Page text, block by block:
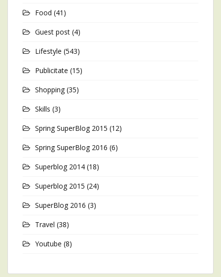
Food (41)
Guest post (4)
Lifestyle (543)
Publicitate (15)
Shopping (35)
Skills (3)
Spring SuperBlog 2015 (12)
Spring SuperBlog 2016 (6)
Superblog 2014 (18)
Superblog 2015 (24)
SuperBlog 2016 (3)
Travel (38)
Youtube (8)